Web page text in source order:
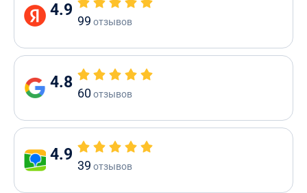
4.9
99 отзывов
4.8
60отзывов
4.9
39 отзывов